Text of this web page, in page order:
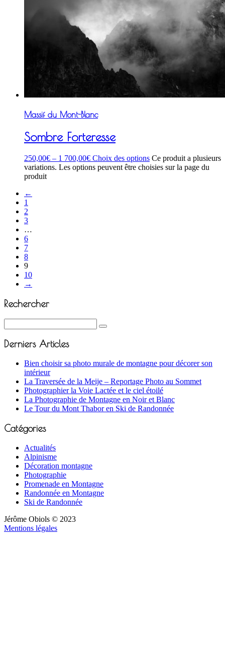
Massif du Mont-Blanc
Sombre Forteresse
250,00€ – 1 700,00€ Choix des options Ce produit a plusieurs
variations. Les options peuvent être choisies sur la page du
produit
←
1
2
3
…
6
7
8
9
10
→
Rechercher
Derniers Articles
Bien choisir sa photo murale de montagne pour décorer son
intérieur
La Traversée de la Meije – Reportage Photo au Sommet
Photographier la Voie Lactée et le ciel étoilé
La Photographie de Montagne en Noir et Blanc
Le Tour du Mont Thabor en Ski de Randonnée
Catégories
Actualités
Alpinisme
Décoration montagne
Photographie
Promenade en Montagne
Randonnée en Montagne
Ski de Randonnée
Jérôme Obiols © 2023
Mentions légales